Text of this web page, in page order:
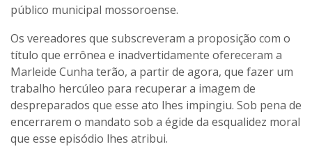
público municipal mossoroense.
Os vereadores que subscreveram a proposição com o
título que errônea e inadvertidamente ofereceram a
Marleide Cunha terão, a partir de agora, que fazer um
trabalho hercúleo para recuperar a imagem de
despreparados que esse ato lhes impingiu. Sob pena de
encerrarem o mandato sob a égide da esqualidez moral
que esse episódio lhes atribui.